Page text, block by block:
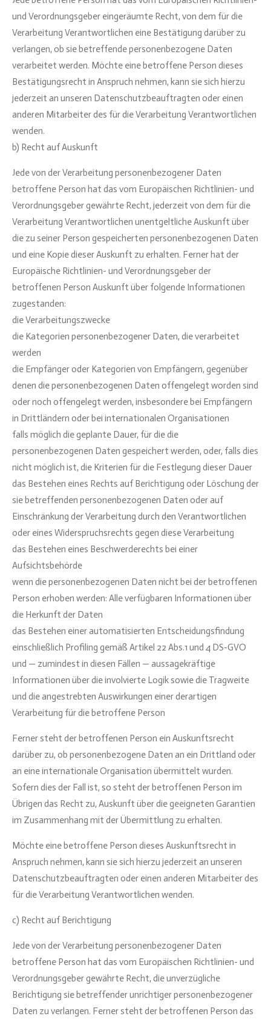
und Verordnungsgeber eingeräumte Recht, von dem für die
Verarbeitung Verantwortlichen eine Bestätigung darüber zu
verlangen, ob sie betreffende personenbezogene Daten
verarbeitet werden. Möchte eine betroffene Person dieses
Bestätigungsrecht in Anspruch nehmen, kann sie sich hierzu
jederzeit an unseren Datenschutzbeauftragten oder einen
anderen Mitarbeiter des für die Verarbeitung Verantwortlichen
wenden.
b) Recht auf Auskunft
Jede von der Verarbeitung personenbezogener Daten
betroffene Person hat das vom Europäischen Richtlinien- und
Verordnungsgeber gewährte Recht, jederzeit von dem für die
Verarbeitung Verantwortlichen unentgeltliche Auskunft über
die zu seiner Person gespeicherten personenbezogenen Daten
und eine Kopie dieser Auskunft zu erhalten. Ferner hat der
Europäische Richtlinien- und Verordnungsgeber der
betroffenen Person Auskunft über folgende Informationen
zugestanden:
die Verarbeitungszwecke
die Kategorien personenbezogener Daten, die verarbeitet
werden
die Empfänger oder Kategorien von Empfängern, gegenüber
denen die personenbezogenen Daten offengelegt worden sind
oder noch offengelegt werden, insbesondere bei Empfängern
in Drittländern oder bei internationalen Organisationen
falls möglich die geplante Dauer, für die die
personenbezogenen Daten gespeichert werden, oder, falls dies
nicht möglich ist, die Kriterien für die Festlegung dieser Dauer
das Bestehen eines Rechts auf Berichtigung oder Löschung der
sie betreffenden personenbezogenen Daten oder auf
Einschränkung der Verarbeitung durch den Verantwortlichen
oder eines Widerspruchsrechts gegen diese Verarbeitung
das Bestehen eines Beschwerderechts bei einer
Aufsichtsbehörde
wenn die personenbezogenen Daten nicht bei der betroffenen
Person erhoben werden: Alle verfügbaren Informationen über
die Herkunft der Daten
das Bestehen einer automatisierten Entscheidungsfindung
einschließlich Profiling gemäß Artikel 22 Abs.1 und 4 DS-GVO
und — zumindest in diesen Fällen — aussagekräftige
Informationen über die involvierte Logik sowie die Tragweite
und die angestrebten Auswirkungen einer derartigen
Verarbeitung für die betroffene Person
Ferner steht der betroffenen Person ein Auskunftsrecht
darüber zu, ob personenbezogene Daten an ein Drittland oder
an eine internationale Organisation übermittelt wurden.
Sofern dies der Fall ist, so steht der betroffenen Person im
Übrigen das Recht zu, Auskunft über die geeigneten Garantien
im Zusammenhang mit der Übermittlung zu erhalten.
Möchte eine betroffene Person dieses Auskunftsrecht in
Anspruch nehmen, kann sie sich hierzu jederzeit an unseren
Datenschutzbeauftragten oder einen anderen Mitarbeiter des
für die Verarbeitung Verantwortlichen wenden.
c) Recht auf Berichtigung
Jede von der Verarbeitung personenbezogener Daten
betroffene Person hat das vom Europäischen Richtlinien- und
Verordnungsgeber gewährte Recht, die unverzügliche
Berichtigung sie betreffender unrichtiger personenbezogener
Daten zu verlangen. Ferner steht der betroffenen Person das